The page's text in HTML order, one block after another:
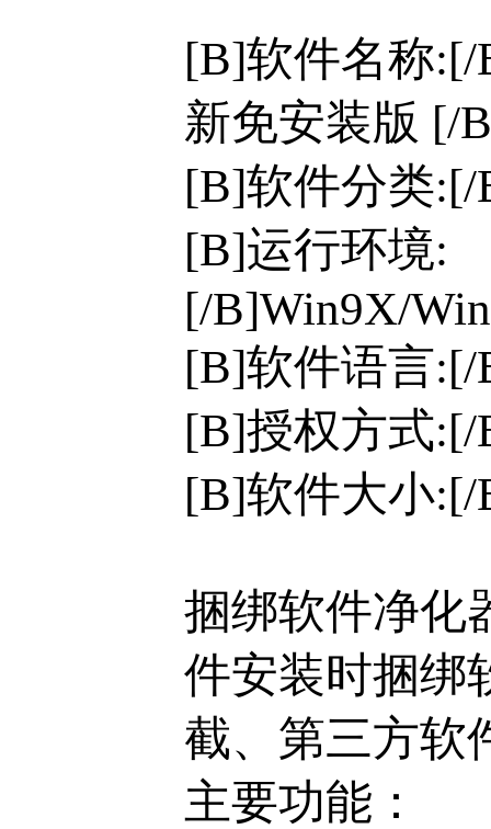
[B]软件名称:[/
新免安装版 [/
[B]软件分类
[B]运行环境:
[/B]Win9X/
[B]软件语言
[B]授权方式
[B]软件大小:[/
捆绑软件净化
件安装时捆绑
截、第三方软
主要功能：